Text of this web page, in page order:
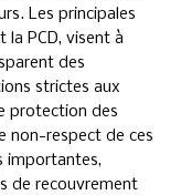
Les principales
la PCD, visent à
des
strictes aux
protection des
non-respect de ces
importantes,
de recouvrement